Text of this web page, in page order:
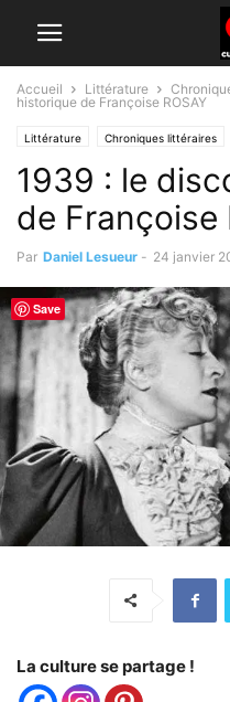
Accueil Littérature
historique de Françoise ROSAY
Littérature Chroniques littéraires
1939 : le
de Françoise
Par Daniel Lesueur - 24 janvier
La culture se partage !
Save